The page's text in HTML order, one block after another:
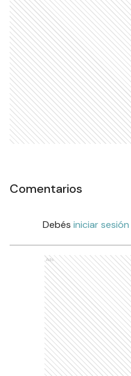
Comentarios
Debés iniciar sesión
Ads